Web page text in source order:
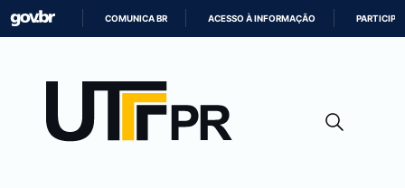
CONTEÚDO
COMUNICA BR ACESSO À INFORMAÇÃO PARTICIPE